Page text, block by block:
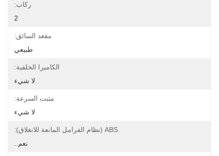
ركاب:
2
مقعد السائق:
طبيعي
الكاميرا الخلفية:
لا شيء
مثبت السرعة:
لا شيء
ABS (نظام الفرامل المانعة للانغلاق):
نعم..